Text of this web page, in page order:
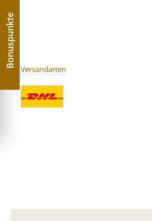
Versandarten
Bonuspunkte